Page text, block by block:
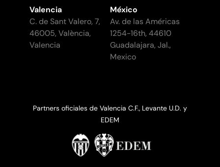
Valencia
C. de Sant Valero, 7,
46005, València,
Valencia
México
Av. de las Américas
1254-16th, 44610
Guadalajara, Jal.,
Mexico
Partners oficiales de Valencia C.F., Levante U.D. y
EDEM